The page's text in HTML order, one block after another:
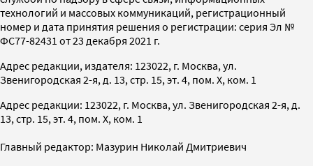
технологий и массовых коммуникаций, регистрационный
номер и дата принятия решения о регистрации: серия Эл №
ФС77-82431 от 23 декабря 2021 г.
Адрес редакции, издателя: 123022, г. Москва, ул.
Звенигородская 2-я, д. 13, стр. 15, эт. 4, пом. X, ком. 1
Адрес редакции: 123022, г. Москва, ул. Звенигородская 2-я, д.
13, стр. 15, эт. 4, пом. X, ком. 1
Главный редактор: Мазурин Николай Дмитриевич